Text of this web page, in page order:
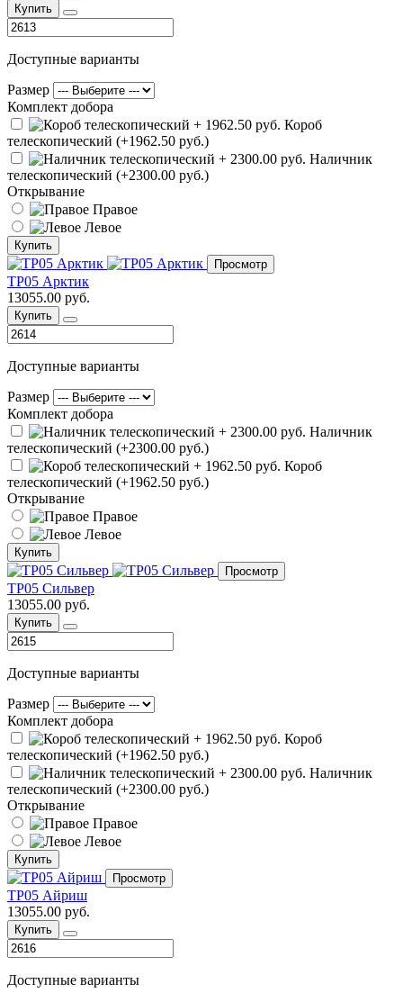
Купить
Доступные варианты
Размер
Комплект добора
Короб
телескопический (+1962.50 руб.)
Наличник
телескопический (+2300.00 руб.)
Открывание
Правое
Левое
Купить
Просмотр
ТР05 Арктик
13055.00 руб.
Купить
Доступные варианты
Размер
Комплект добора
Наличник
телескопический (+2300.00 руб.)
Короб
телескопический (+1962.50 руб.)
Открывание
Правое
Левое
Купить
Просмотр
ТР05 Сильвер
13055.00 руб.
Купить
Доступные варианты
Размер
Комплект добора
Короб
телескопический (+1962.50 руб.)
Наличник
телескопический (+2300.00 руб.)
Открывание
Правое
Левое
Купить
Просмотр
ТР05 Айриш
13055.00 руб.
Купить
Доступные варианты